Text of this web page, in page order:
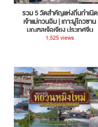
รวม 5 วัดสำคัญแห่งถิ่นกำเนิด
เจ้าแม่กวนอิม | เกาะผู่โถวซาน
มณฑลเจ้อเจียง ประเทศจีน
1,525 views